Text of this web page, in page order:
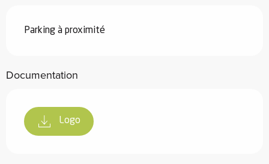
Parking à proximité
Documentation
Logo